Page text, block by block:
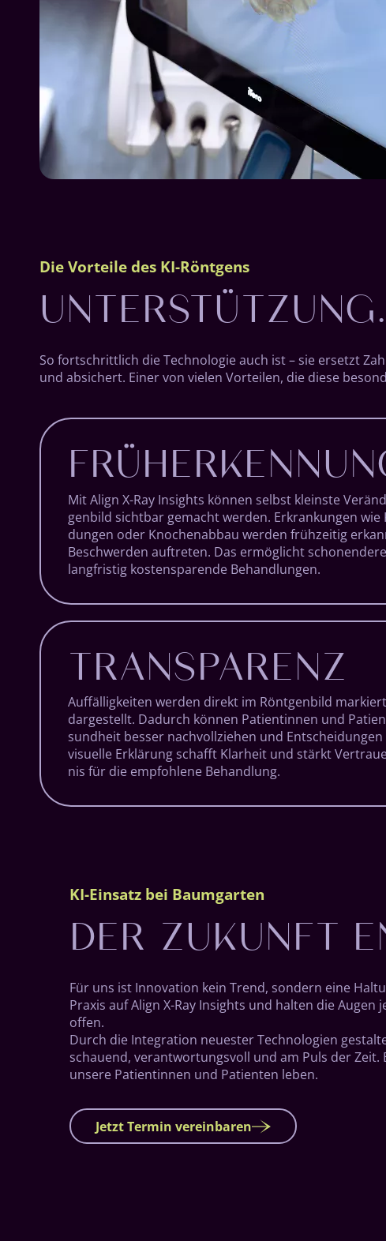
Die Vorteile des KI-Röntgens
So fortschrittlich die Tech­nolo­gie auch ist – sie ersetzt
und ab­sichert. Einer von vielen Vor­teilen, die diese
Mit Align X-Ray Insights können selbst kleinste
gen­bild sicht­bar ge­macht werden. Er­krank­ungen
dungen oder Knochen­ab­bau werden früh­zeitig
Be­schwerden auf­treten. Das er­mög­licht
lang­fristig kosten­sparende Be­hand­lungen.
TRANSPARENZ
Auffällig­keiten werden direkt im Röntgen­bild
dar­ge­stellt. Dadurch können Patientinnen und
sund­heit besser nach­voll­ziehen und
visuelle Er­klär­ung schafft Klar­heit und stärkt
nis für die em­pfohlene Be­hand­lung.
KI-Einsatz bei Baumgarten
DER ZUKUNFT
Für uns ist Innovation kein Trend, sondern eine
Praxis auf Align X-Ray Insights und halten die
offen.
Durch die Inte­gration neuester Tech­nolo­gien
schauend, ver­ant­wort­ungs­voll und am Puls der Zeit.
unsere Pati­ent­innen und Patienten leben.
Jetzt Termin vereinbaren